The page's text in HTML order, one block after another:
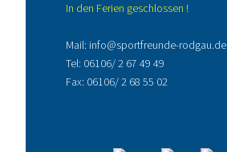
In den Ferien geschlossen !
Mail: info@sportfreunde-rodgau.de
Tel: 06106/ 2 67 49 49
Fax: 06106/ 2 68 55 02